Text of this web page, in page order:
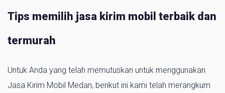
Tips memilih jasa kirim mobil terbaik dan
termurah
Untuk Anda yang telah memutuskan untuk menggunakan
Jasa Kirim Mobil Medan, berikut ini kami telah merangkum